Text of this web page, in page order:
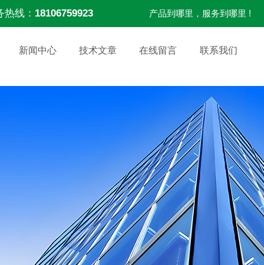
热线： 18106759923 产品到哪里，服务到哪里 !
新闻中心 技术文章 在线留言 联系我们